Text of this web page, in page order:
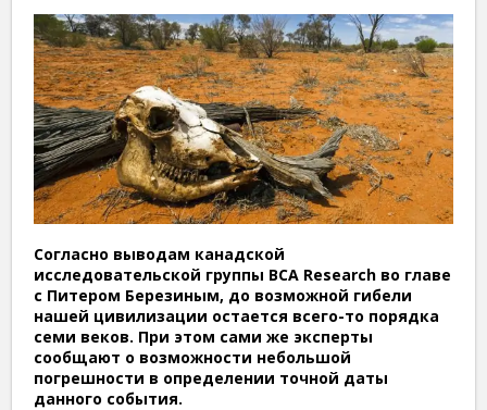
Согласно выводам канадской
исследовательской группы BCA Research во главе
с Питером Березиным, до возможной гибели
нашей цивилизации остается всего-то порядка
семи веков. При этом сами же эксперты
сообщают о возможности небольшой
погрешности в определении точной даты
данного события.